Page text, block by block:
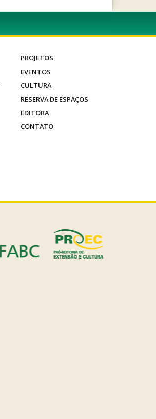
PROJETOS
EVENTOS
CULTURA
RESERVA DE ESPAÇOS
EDITORA
CONTATO